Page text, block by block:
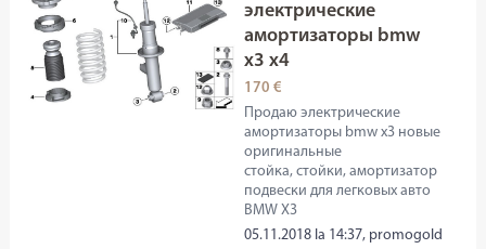
электрические
амортизаторы bmw
x3 x4
170 €
Продаю электрические
амортизаторы bmw x3 новые
оригинальные
стойка, стойки, амортизатор
подвески для легковых авто
BMW X3
05.11.2018 la 14:37, promogold